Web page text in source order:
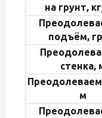
на грунт,
подъём,
стенка,
м